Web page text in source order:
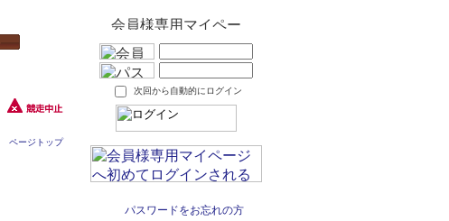
ページトップ
次回から自動的にログイン
パスワードをお忘れの方